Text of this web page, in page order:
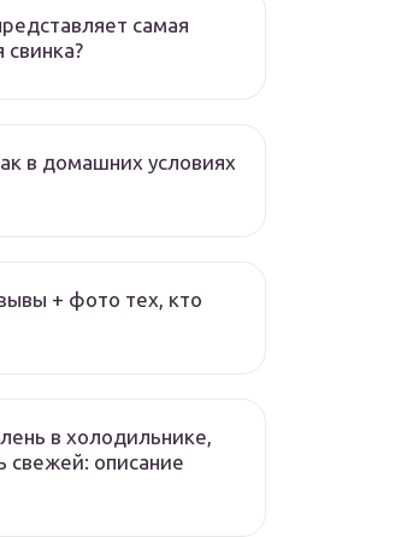
самая
в домашних условиях
+ фото тех, кто
в холодильнике,
свежей: описание